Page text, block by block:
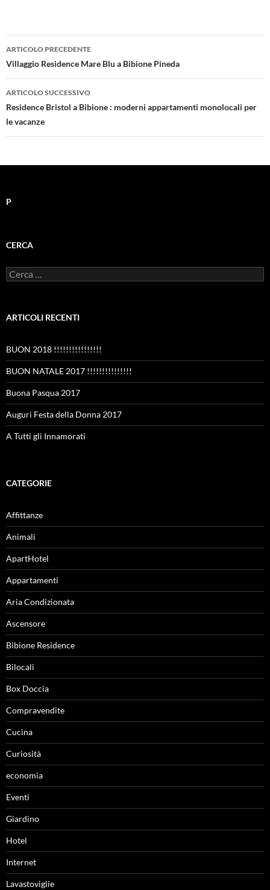
Navigazione
articolo
ARTICOLO PRECEDENTE
Villaggio Residence Mare Blu a Bibione Pineda
ARTICOLO SUCCESSIVO
Residence Bristol a Bibione : moderni appartamenti monolocali per
le vacanze
P
CERCA
Ricerca
per:
ARTICOLI RECENTI
BUON 2018 !!!!!!!!!!!!!!!!
BUON NATALE 2017 !!!!!!!!!!!!!!!
Buona Pasqua 2017
Auguri Festa della Donna 2017
A Tutti gli Innamorati
CATEGORIE
Affittanze
Animali
ApartHotel
Appartamenti
Aria Condizionata
Ascensore
Bibione Residence
Bilocali
Box Doccia
Compravendite
Cucina
Curiosità
economia
Eventi
Giardino
Hotel
Internet
Lavastoviglie